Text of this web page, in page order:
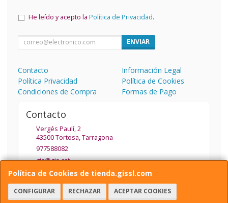
Política de Cookies de tienda.gissl.com
CONFIGURAR RECHAZAR ACEPTAR COOKIES
He leído y acepto la Política de Privacidad.
ENVIAR
Contacto
Información Legal
Política Privacidad
Política de Cookies
Condiciones de Compra
Formas de Pago
Contacto
Vergés Paulí, 2
43500Tortosa,Tarragona
977588082
gis@gis.cat
Horario